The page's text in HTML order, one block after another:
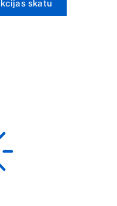
skatu